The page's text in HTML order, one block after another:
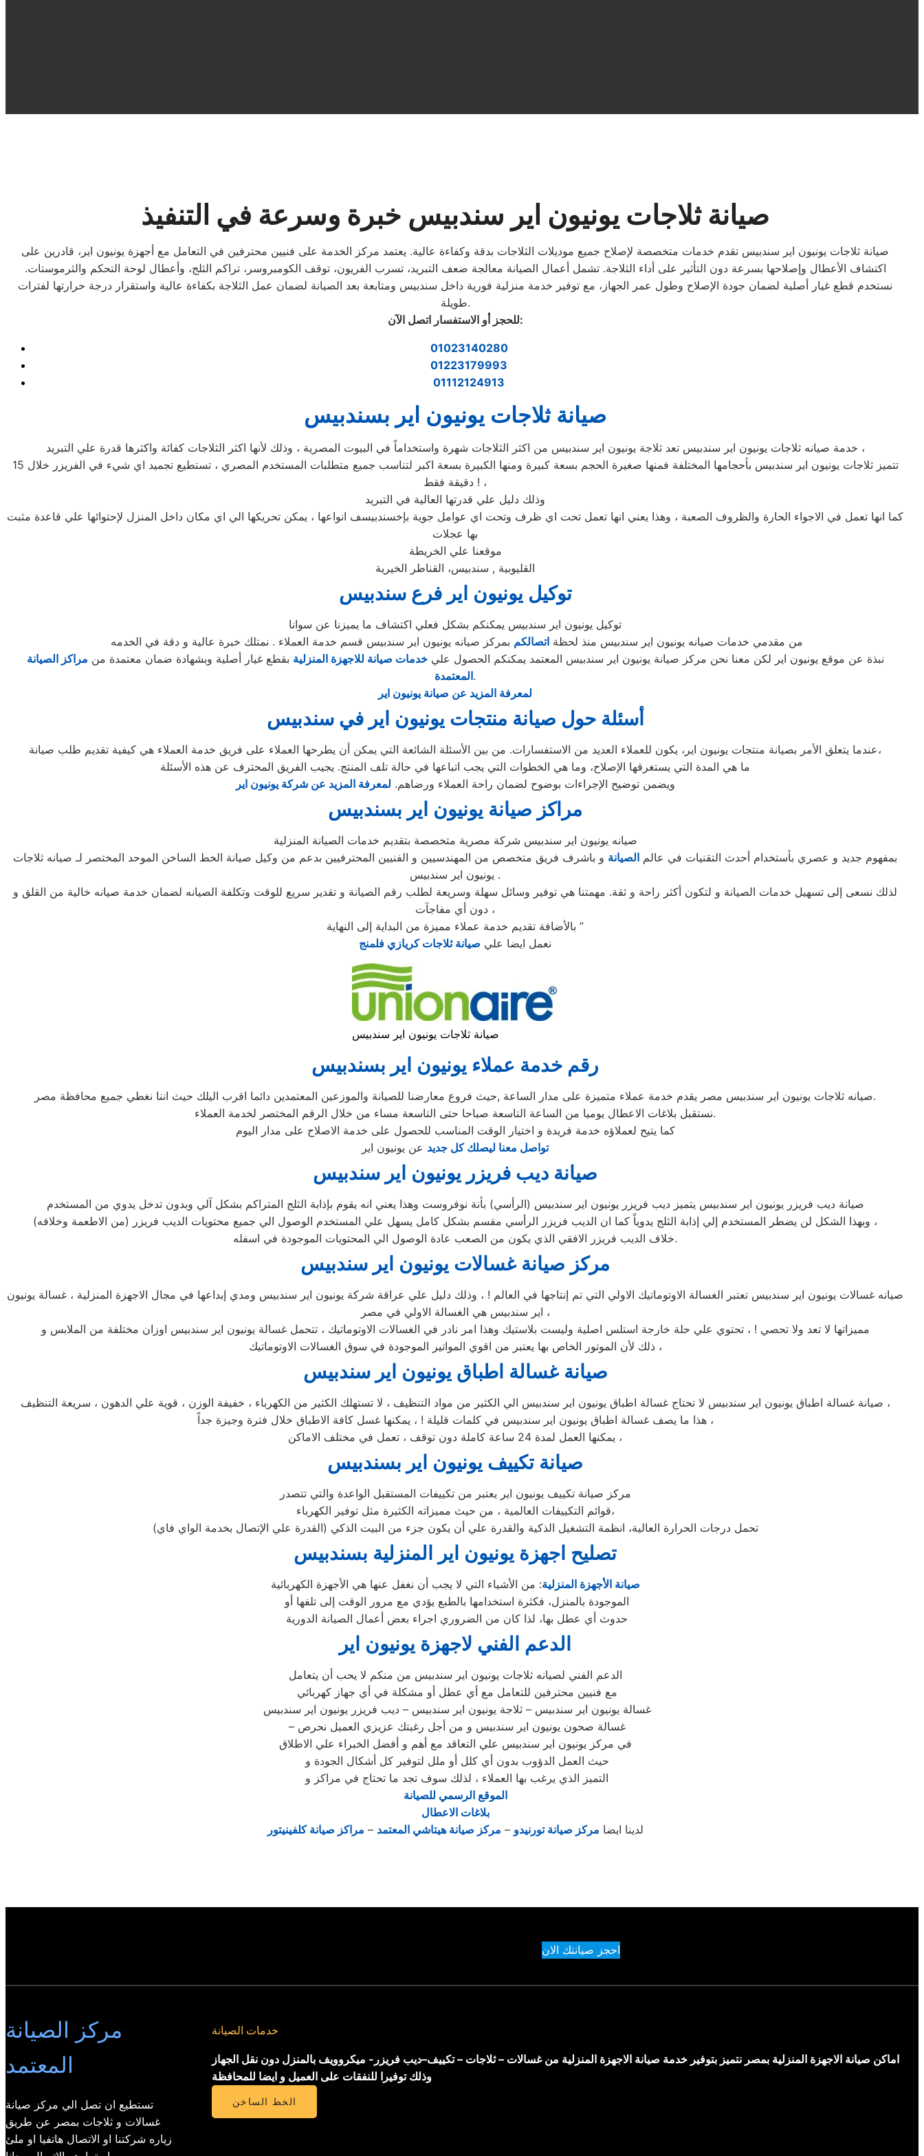
صيانة ثلاجات يونيون اير سندبيس خبرة وسرعة في التنفيذ
صيانة ثلاجات يونيون اير سندبيس تقدم خدمات متخصصة لإصلاح جميع موديلات الثلاجات بدقة وكفاءة عالية. يعتمد مركز الخدمة على فنيين محترفين في التعامل مع أجهزة يونيون اير، قادرين على
اكتشاف الأعطال وإصلاحها بسرعة دون التأثير على أداء الثلاجة. تشمل أعمال الصيانة معالجة ضعف التبريد، تسرب الفريون، توقف الكومبروسر، تراكم الثلج، وأعطال لوحة التحكم والثرموستات.
نستخدم قطع غيار أصلية لضمان جودة الإصلاح وطول عمر الجهاز، مع توفير خدمة منزلية فورية داخل سندبيس ومتابعة بعد الصيانة لضمان عمل الثلاجة بكفاءة عالية واستقرار درجة حرارتها لفترات
طويلة.
للحجز أو الاستفسار اتصل الآن:
01023140280
01223179993
01112124913
صيانة ثلاجات يونيون اير بسندبيس
خدمة صيانه ثلاجات يونيون اير سندبيس تعد ثلاجة يونيون اير سندبيس من اكثر الثلاجات شهرة واستخداماً في البيوت المصرية ، وذلك لأنها اكثر الثلاجات كفائة واكثرها قدرة علي التبريد ،
تتميز ثلاجات يونيون اير سندبيس بأحجامها المختلفة فمنها صغيرة الحجم بسعة كبيرة ومنها الكبيرة بسعة اكبر لتناسب جميع متطلبات المستخدم المصري ، تستطيع تجميد اي شيء في الفريزر خلال 15
دقيقة فقط ! ،
وذلك دليل علي قدرتها العالية في التبريد
كما انها تعمل في الاجواء الحارة والظروف الصعبة ، وهذا يعني انها تعمل تحت اي ظرف وتحت اي عوامل جوية بإخسندبيسف انواعها ، يمكن تحريكها الي اي مكان داخل المنزل لإحتوائها علي قاعدة مثبت
بها عجلات
موقعنا علي الخريطة
القليوبية , سندبيس، القناطر الخيرية
توكيل يونيون اير فرعسندبيس
توكيل يونيون اير سندبيس يمكنكم بشكل فعلي اكتشاف ما يميزنا عن سوانا
من مقدمي خدمات صيانه يونيون اير سندبيس منذ لحظة اتصالكم بمركز صيانه يونيون اير سندبيس قسم خدمة العملاء . نمتلك خبرة عالية و دقة في الخدمه
نبذة عن موقع يونيون اير لكن معنا نحن مركز صيانة يونيون اير سندبيس المعتمد يمكنكم الحصول عليخدمات صيانة للاجهزة المنزلية بقطع غيار أصلية وبشهادة ضمان معتمدة من مراكز الصيانة
المعتمدة.
لمعرفة المزيد عن صيانة يونيون اير
أسئلة حول صيانة منتجات يونيون اير في سندبيس
عندما يتعلق الأمر بصيانة منتجات يونيون اير، يكون للعملاء العديد من الاستفسارات. من بين الأسئلة الشائعة التي يمكن أن يطرحها العملاء على فريق خدمة العملاء هي كيفية تقديم طلب صيانة،
ما هي المدة التي يستغرقها الإصلاح، وما هي الخطوات التي يجب اتباعها في حالة تلف المنتج. يجيب الفريق المحترف عن هذه الأسئلة
ويضمن توضيح الإجراءات بوضوح لضمان راحة العملاء ورضاهم. لمعرفة المزيد عن شركة يونيون اير
مراكز صيانة يونيون اير بسندبيس
صيانه يونيون اير سندبيس شركة مصرية متخصصة بتقديم خدمات الصيانة المنزلية
بمفهوم جديد و عصري بأستخدام أحدث التقنيات في عالم الصيانة و باشرف فريق متخصص من المهندسيين و الفنيين المحترفيين بدعم من وكيل صيانة الخط الساخن الموحد المختصر لـ صيانه ثلاجات
يونيون اير سندبيس .
لذلك نسعى إلى تسهيل خدمات الصيانة و لتكون أكثر راحة و ثقة. مهمتنا هي توفير وسائل سهلة وسريعة لطلب رقم الصيانة و تقدير سريع للوقت وتكلفة الصيانه لضمان خدمة صيانه خالية من القلق و
دون أي مفاجآت ،
بالأضافة تقديم خدمة عملاء مميزة من البداية إلى النهاية ”
نعمل ايضا علي صيانة ثلاجات كريازي فلمنج
صيانة ثلاجات يونيون اير سندبيس
رقم خدمة عملاء يونيون اير بسندبيس
صيانه ثلاجات يونيون اير سندبيس مصر يقدم خدمة عملاء متميزة على مدار الساعة ,حيث فروع معارضنا للصيانة والموزعين المعتمدين دائما اقرب اليلك حيث اننا نغطي جميع محافظة مصر.
نستقبل بلاغات الاعطال يوميا من الساعة التاسعة صباحا حتى التاسعة مساء من خلال الرقم المختصر لخدمة العملاء.
كما يتيح لعملاؤه خدمة فريدة و اختيار الوقت المناسب للحصول على خدمة الاصلاح على مدار اليوم
تواصل معنا ليصلك كل جديد عن يونيون اير
صيانة ديب فريزر يونيون اير سندبيس
صيانة ديب فريزر يونيون اير سندبيس يتميز ديب فريزر يونيون اير سندبيس (الرأسي) بأنة نوفروست وهذا يعني انه يقوم بإذابة الثلج المتراكم بشكل آلي وبدون تدخل يدوي من المستخدم
وبهذا الشكل لن يضطر المستخدم إلي إذابة الثلج يدوياً كما ان الديب فريزر الرأسي مقسم بشكل كامل يسهل علي المستخدم الوصول الي جميع محتويات الديب فريزر (من الاطعمة وخلافه) ،
خلاف الديب فريزر الافقي الذي يكون من الصعب عادة الوصول الي المحتويات الموجودة في اسفله.
مركز صيانة غسالات يونيون اير سندبيس
صيانه غسالات يونيون اير سندبيس تعتبر الغسالة الاوتوماتيك الاولي التي تم إنتاجها في العالم ! ، وذلك دليل علي عراقة شركة يونيون اير سندبيس ومدي إبداعها في مجال الاجهزة المنزلية ، غسالة يونيون
اير سندبيس هي الغسالة الاولي في مصر ،
مميزاتها لا تعد ولا تحصي ! ، تحتوي علي حلة خارجة استلس اصلية وليست بلاستيك وهذا امر نادر في الغسالات الاوتوماتيك ، تتحمل غسالة يونيون اير سندبيس اوزان مختلفة من الملابس و
ذلك لأن الموتور الخاص بها يعتبر من اقوي المواتير الموجودة في سوق الغسالات الاوتوماتيك ،
صيانة غسالة اطباق يونيون اير سندبيس
صيانة غسالة اطباق يونيون اير سندبيس لا تحتاج غسالة اطباق يونيون اير سندبيس الي الكثير من مواد التنظيف ، لا تستهلك الكثير من الكهرباء ، خفيفة الوزن ، قوية علي الدهون ، سريعة التنظيف ،
هذا ما يصف غسالة اطباق يونيون اير سندبيس في كلمات قليلة ! ، يمكنها غسل كافة الاطباق خلال فترة وجيزة جداً ،
يمكنها العمل لمدة 24 ساعة كاملة دون توقف ، تعمل في مختلف الاماكن ،
صيانة تكييف يونيون اير بسندبيس
مركز صيانة تكييف يونيون اير يعتبر من تكييفات المستقبل الواعدة والتي تتصدر
قوائم التكييفات العالمية ، من حيث مميزاته الكثيرة مثل توفير الكهرباء،
تحمل درجات الحرارة العالية، انظمة التشغيل الذكية والقدرة علي أن يكون جزء من البيت الذكي (القدرة علي الإتصال بخدمة الواي فاي)
تصليح اجهزة يونيون اير المنزلية بسندبيس
صيانة الأجهزة المنزلية: من الأشياء التي لا يجب أن نغفل عنها هي الأجهزة الكهربائية
الموجودة بالمنزل، فكثرة استخدامها بالطبع يؤدي مع مرور الوقت إلى تلفها أو
حدوث أي عطل بها، لذا كان من الضروري اجراء بعض أعمال الصيانة الدورية
الدعم الفني لاجهزة يونيون اير
الدعم الفني لصيانه ثلاجات يونيون اير سندبيس من منكم لا يحب أن يتعامل
مع فنيين محترفين للتعامل مع أي عطل أو مشكلة في أي جهاز كهربائي
غسالة يونيون اير سندبيس – ثلاجة يونيون اير سندبيس – ديب فريزر يونيون اير سندبيس
– غسالة صحون يونيون اير سندبيس و من أجل رغبتك عزيزي العميل نحرص
في مركز يونيون اير سندبيس علي التعاقد مع أهم و أفضل الخبراء علي الاطلاق
حيث العمل الدؤوب بدون أي كلل أو ملل لتوفير كل أشكال الجودة و
التميز الذي يرغب بها العملاء ، لذلك سوف تجد ما تحتاج في مراكز و
الموقع الرسمي للصيانة
بلاغات الاعطال
لدينا ايضا مركز صيانة تورنيدو – مركز صيانة هيتاشي المعتمد – مراكز صيانة كلفينيتور
احجز صيانتك الان
مركز الصيانة
المعتمد
تستطيع ان تصل الي مركز صيانة
غسالات و ثلاجات بمصر عن طريق
زياره شركتنا او الاتصال هاتفيا او ملئ
خدمات الصيانة
اماكن صيانة الاجهزة المنزلية بمصر نتميز بتوفير خدمة صيانة الاجهزة المنزلية من غسالات – ثلاجات – تكييف–ديب فريزر- ميكروويف بالمنزل دون نقل الجهاز
وذلك توفيرا للنفقات على العميل و ايضا للمحافظة
الخط الساخن